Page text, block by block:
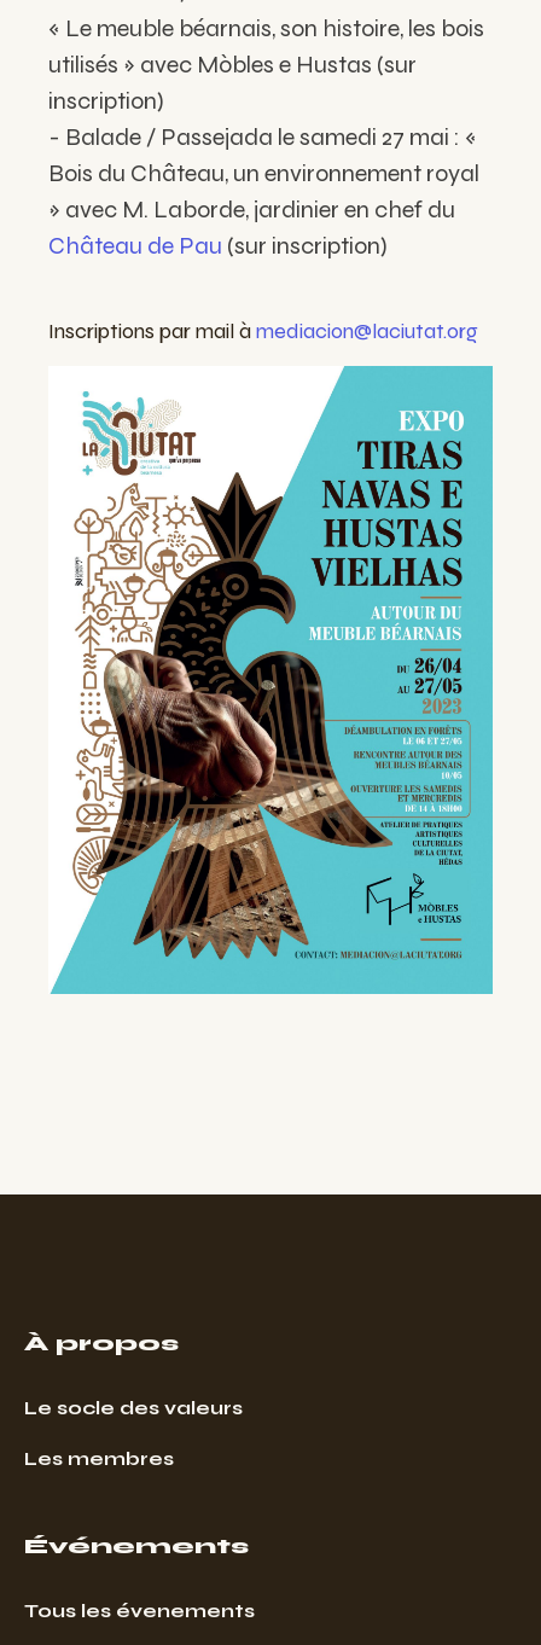
« Le meuble béarnais, son histoire, les bois
utilisés » avec Mòbles e Hustas (sur
inscription)
- Balade / Passejada le samedi 27 mai : «
Bois du Château, un environnement royal
» avec M. Laborde, jardinier en chef du
Château de Pau (sur inscription)
Inscriptions par mail àmediacion@laciutat.org
À propos
Le socle des valeurs
Les membres
Événements
Tous les évenements